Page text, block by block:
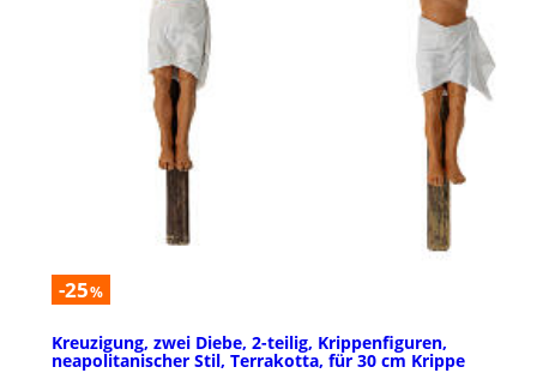
-25%
Kreuzigung, zwei Diebe, 2-teilig, Krippenfiguren,
neapolitanischer Stil, Terrakotta, für 30 cm Krippe